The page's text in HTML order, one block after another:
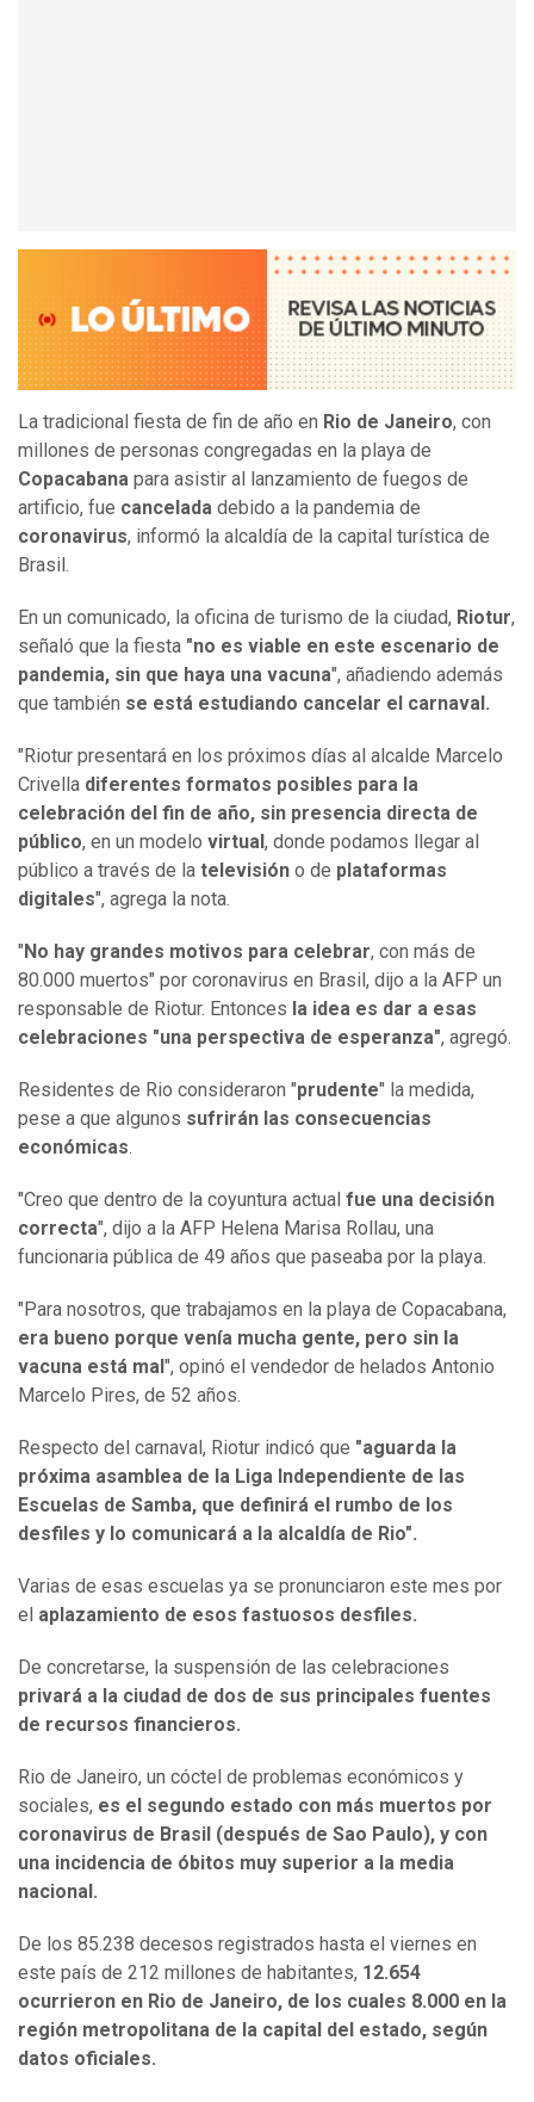
La tradicional fiesta de fin de año en Rio de Janeiro, con
millones de personas congregadas en la playa de
Copacabana para asistir al lanzamiento de fuegos de
artificio, fue cancelada debido a la pandemia de
coronavirus, informó la alcaldía de la capital turística de
Brasil.
En un comunicado, la oficina de turismo de la ciudad, Riotur,
señaló que la fiesta "no es viable en este escenario de
pandemia, sin que haya una vacuna", añadiendo además
que también se está estudiando cancelar el carnaval.
"Riotur presentará en los próximos días al alcalde Marcelo
Crivella diferentes formatos posibles para la
celebración del fin de año, sin presencia directa de
público, en un modelo virtual , donde podamos llegar al
público a través de la televisión o de plataformas
digitales", agrega la nota.
" No hay grandes motivos para celebrar, con más de
80.000 muertos" por coronavirus en Brasil, dijo a la AFP un
responsable de Riotur. Entonces la idea es dar a esas
celebraciones "una perspectiva de esperanza", agregó.
Residentes de Rio consideraron "prudente" la medida,
pese a que algunos sufrirán las consecuencias
económicas.
"Creo que dentro de la coyuntura actual fue una decisión
correcta", dijo a la AFP Helena Marisa Rollau, una
funcionaria pública de 49 años que paseaba por la playa.
"Para nosotros, que trabajamos en la playa de Copacabana,
era bueno porque venía mucha gente, pero sin la
vacuna está mal ", opinó el vendedor de helados Antonio
Marcelo Pires, de 52 años.
Respecto del carnaval, Riotur indicó que "aguarda la
próxima asamblea de la Liga Independiente de las
Escuelas de Samba, que definirá el rumbo de los
desfiles y lo comunicará a la alcaldía de Rio".
Varias de esas escuelas ya se pronunciaron este mes por
el aplazamiento de esos fastuosos desfiles.
De concretarse, la suspensión de las celebraciones
privará a la ciudad de dos de sus principales fuentes
de recursos financieros.
Rio de Janeiro, un cóctel de problemas económicos y
sociales, es el segundo estado con más muertos por
coronavirus de Brasil (después de Sao Paulo), y con
una incidencia de óbitos muy superior a la media
nacional.
De los 85.238 decesos registrados hasta el viernes en
este país de 212 millones de habitantes, 12.654
ocurrieron en Rio de Janeiro, de los cuales 8.000 en la
región metropolitana de la capital del estado, según
datos oficiales.